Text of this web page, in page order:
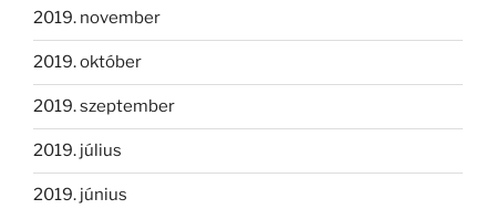
2019. november
2019. október
2019. szeptember
2019. július
2019. június